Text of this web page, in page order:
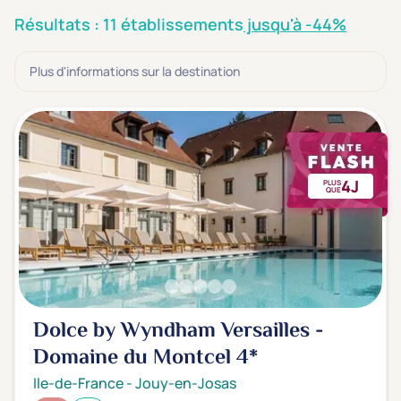
Note de nos clients
Excellent: 4+
(8)
Très bien: 3.5+
(0)
Envie de
Bord de mer
(0)
Ville
(7)
Montagne
(0)
Campagne
Résultats : 11 établissements jusqu'à -44%
Plus d'informations sur la destination
PLUS
QUE4J
Dolce by Wyndham Versailles -
Domaine du Montcel4*
Ile-de-France-Jouy-en-Josas